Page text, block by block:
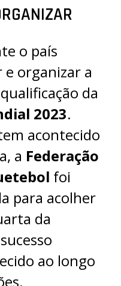
o país
e organizar a
da
2023.
acontecido
a Federação
foi
para acolher
da
ao longo